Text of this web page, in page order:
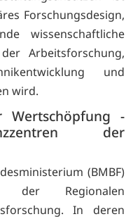
Forschungsdesign,
wissenschaftliche
Arbeitsforschung,
und
wird.
Wertschöpfung -
der
(BMBF)
der Regionalen
In deren